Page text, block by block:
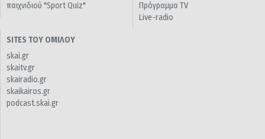
παιχνιδιού "Sport Quiz"
Πρόγραμμα TV
Live-radio
SITES ΤΟΥ ΟΜΙΛΟΥ
skai.gr
skaitv.gr
skairadio.gr
skaikairos.gr
podcast.skai.gr